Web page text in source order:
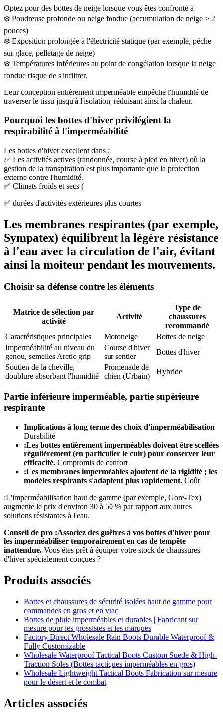
Optez pour des bottes de neige lorsque vous êtes confronté à
❄️ Poudreuse profonde ou neige fondue (accumulation de neige > 2
pouces)
❄️ Exposition prolongée à l'électricité statique (par exemple, pêche
sur glace, pelletage de neige)
❄️ Températures inférieures au point de congélation lorsque la neige
fondue risque de s'infiltrer.
Leur conception entièrement imperméable empêche l'humidité de
traverser le tissu jusqu'à l'isolation, réduisant ainsi la chaleur.
Pourquoi les bottes d'hiver privilégient la
respirabilité à l'imperméabilité
Les bottes d'hiver excellent dans :
✅ Les activités actives (randonnée, course à pied en hiver) où la
gestion de la transpiration est plus importante que la protection
externe contre l'humidité.
✅ Climats froids et secs (
✅ durées d'activités extérieures plus courtes
Les membranes respirantes (par exemple,
Sympatex) équilibrent la légère résistance
à l'eau avec la circulation de l'air, évitant
ainsi la moiteur pendant les mouvements.
Choisir sa défense contre les éléments
Matrice de sélection par
activité
Activité
Type de
chaussures
recommandé
Caractéristiques principales
Motoneige
Bottes de neige
Imperméabilité au niveau du
genou, semelles Arctic grip
Course d'hiver
sur sentier
Bottes d'hiver
Soutien de la cheville,
doublure absorbant l'humidité
Promenade de
chien (Urbain)
Hybride
Partie inférieure imperméable, partie supérieure
respirante
Implications à long terme des choix d'imperméabilisation
Durabilité
:Les bottes entièrement imperméables doivent être scellées
régulièrement (en particulier le cuir) pour conserver leur
efficacité. Compromis de confort
:Les membranes imperméables ajoutent de la rigidité ; les
modèles respirants s'adaptent plus rapidement. Coût
:L'imperméabilisation haut de gamme (par exemple, Gore-Tex)
augmente le prix d'environ 30 à 50 % par rapport aux autres
solutions résistantes à l'eau.
Conseil de pro :Associez des guêtres à vos bottes d'hiver pour
les imperméabiliser temporairement en cas de tempête
inattendue. Vous êtes prêt à équiper votre stock de chaussures
d'hiver spécialement conçues ?
Produits associés
Bottes et chaussures de sécurité isolées haut de gamme pour
commandes en gros et en vrac
Bottes de pluie imperméables et durables | Fabricant sur
mesure pour les grossistes et les marques
Factory Direct Wholesale Rain Boots Durable Waterproof &
Fully Customizable
Wholesale Waterproof Tactical Boots Custom Suede & High-
Traction Soles (Bottes tactiques imperméables en gros)
Wholesale Lightweight Tactical Boots Fabrication sur mesure
pour le désert et le combat
Articles associés